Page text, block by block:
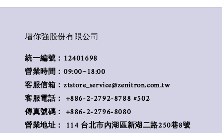
增你強股份有限公司
統一編號：12401698
營業時間：09:00~18:00
客服信箱：ztstore_service@zenitron.com.tw
客服電話： +886-2-2792-8788 #502
傳真號碼： +886-2-2796-8080
營業地址： 114 台北市內湖區新湖二路250巷8號